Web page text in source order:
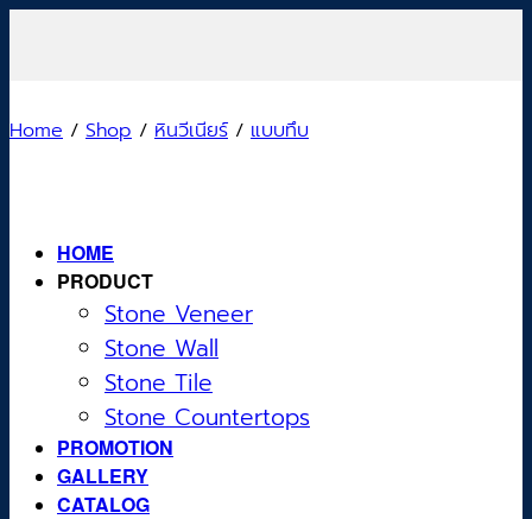
HOME
PRODUCT
Stone Veneer
Stone Wall
Stone Tile
Stone Countertops
PROMOTION
GALLERY
CATALOG
Home / Shop / หินวีเนียร์ / แบบทึบ